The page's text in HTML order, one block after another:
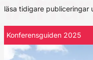
läsa tidigare publiceringar
Konferensguiden 2025